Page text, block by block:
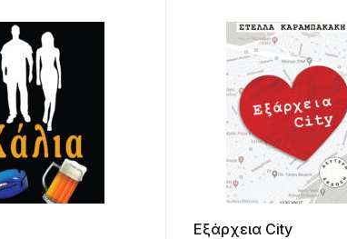
Εξάρχεια City